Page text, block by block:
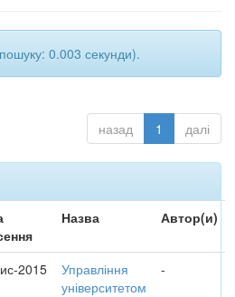
0.003 секунди).
назад 1 далі
Назва Автор(и)
2015
Управління
університетом
-